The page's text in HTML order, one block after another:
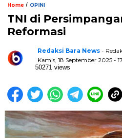
Home / OPINI
TNI di
Reformasi
Redaksi Bara News -
Kamis, 18 September 2025 -
50271 views